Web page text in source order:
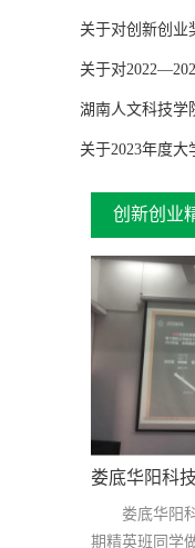
关于对创新创业
关于对
湖南人文科技学
关于2023年度
创新创业
娄底华阳科
娄底华阳
期精英班同学